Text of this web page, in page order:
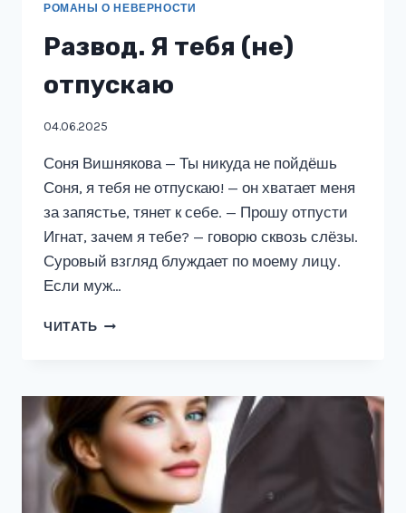
РОМАНЫ О НЕВЕРНОСТИ
Развод. Я тебя (не)
отпускаю
04.06.2025
Соня Вишнякова — Ты никуда не пойдёшь
Соня, я тебя не отпускаю! — он хватает меня
за запястье, тянет к себе. — Прошу отпусти
Игнат, зачем я тебе? — говорю сквозь слёзы.
Суровый взгляд блуждает по моему лицу.
Если муж…
ЧИТАТЬ РАЗВОД.
ОТПУСКАЮ